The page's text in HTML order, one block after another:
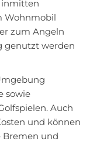
inmitten
Wohnmobil
zum Angeln
genutzt werden
sowie
Auch
und können
Bremen und